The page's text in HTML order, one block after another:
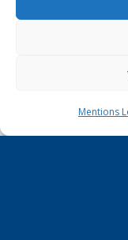
Mentions
première
études